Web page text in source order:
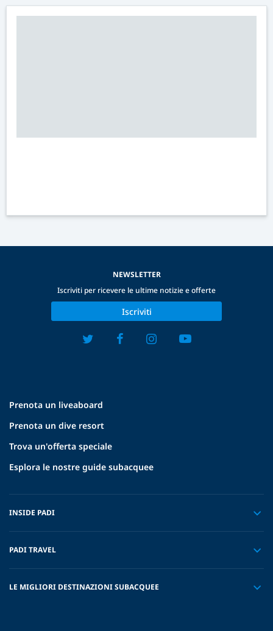
Prenota un liveaboard
Prenota un dive resort
Trova un'offerta speciale
Esplora le nostre guide subacquee
INSIDE PADI
PADI TRAVEL
LE MIGLIORI DESTINAZIONI SUBACQUEE
NEWSLETTER
Iscriviti per ricevere le ultime notizie e offerte
Iscriviti